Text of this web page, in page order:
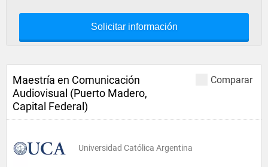
Solicitar información
Comparar
Maestría en Comunicación
Audiovisual (Puerto Madero,
Capital Federal)
Universidad Católica Argentina